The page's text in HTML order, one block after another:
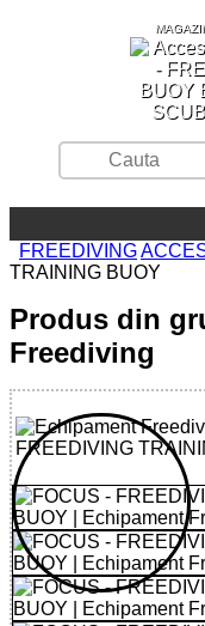
FREEDIVING
TRAINING BUOY
Produs din
Freediving